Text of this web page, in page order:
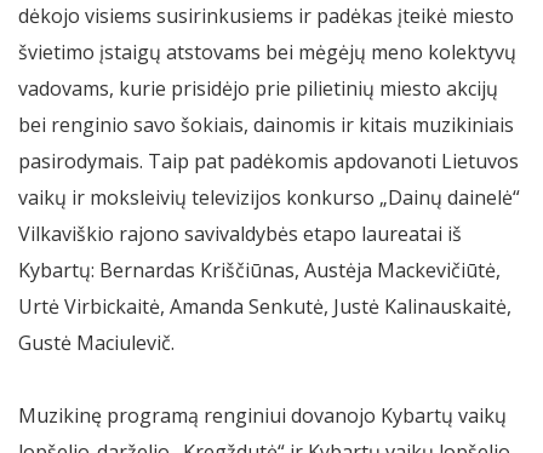
dėkojo visiems susirinkusiems ir padėkas įteikė miesto
švietimo įstaigų atstovams bei mėgėjų meno kolektyvų
vadovams, kurie prisidėjo prie pilietinių miesto akcijų
bei renginio savo šokiais, dainomis ir kitais muzikiniais
pasirodymais. Taip pat padėkomis apdovanoti Lietuvos
vaikų ir moksleivių televizijos konkurso „Dainų dainelė“
Vilkaviškio rajono savivaldybės etapo laureatai iš
Kybartų: Bernardas Kriščiūnas, Austėja Mackevičiūtė,
Urtė Virbickaitė, Amanda Senkutė, Justė Kalinauskaitė,
Gustė Maciulevič.
Muzikinę programą renginiui dovanojo Kybartų vaikų